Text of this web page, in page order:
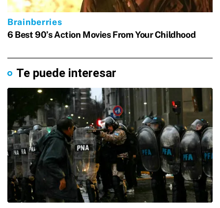
Te puede interesar